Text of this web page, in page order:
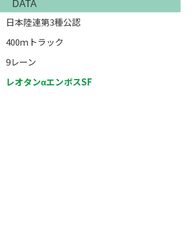
DATA
日本陸連第3種公認
400ｍトラック
9レーン
レオタンαエンボスSF